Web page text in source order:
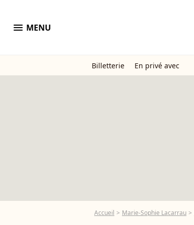
menu MENU
Billetterie En privé avec
Accueil Marie-Sophie Lacarrau